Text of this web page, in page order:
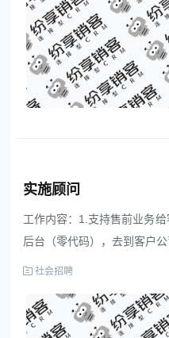
东莞客服热线
购买咨询
© 2013-2023 scrm.com All
实施顾问
工作内容：1.支持售前业务
后台（零代码），去到客户
的售后问题4.维护老客户要
或者OA或者ERP或MES等
通能力强
社会招聘